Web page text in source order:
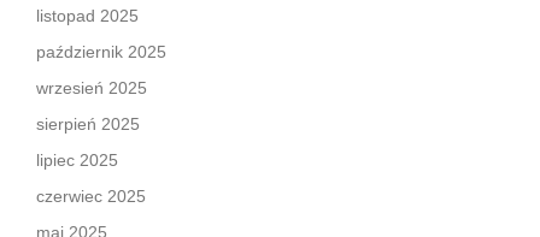
listopad 2025
październik 2025
wrzesień 2025
sierpień 2025
lipiec 2025
czerwiec 2025
maj 2025